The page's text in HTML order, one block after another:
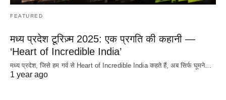
FEATURED
मध्य प्रदेश टूरिज़्म 2025: एक प्रगति की कहानी —
‘Heart of Incredible India’
मध्य प्रदेश, जिसे हम गर्व से Heart of Incredible India कहते हैं, अब सिर्फ घूमने…
1 year ago